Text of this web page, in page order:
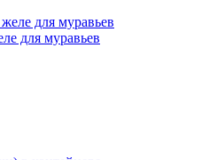
для муравьев